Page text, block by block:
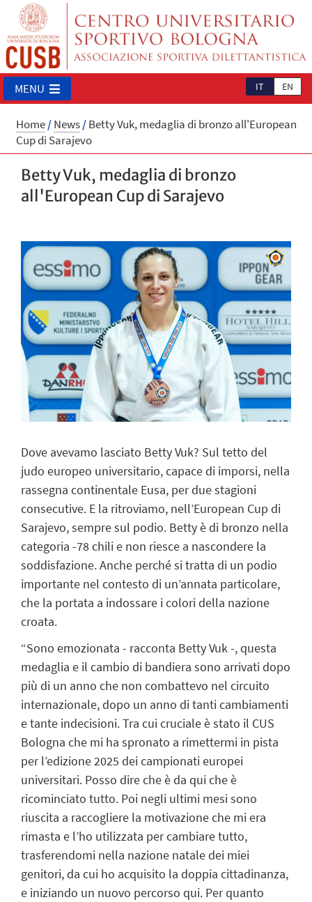
IT EN
MENU
Home/News/Betty Vuk, medaglia di bronzo all'European
Cup di Sarajevo
Betty Vuk, medaglia di bronzo
all'European Cup di Sarajevo
Dove avevamo lasciato Betty Vuk? Sul tetto del
judo europeo universitario, capace di imporsi, nella
rassegna continentale Eusa, per due stagioni
consecutive. E la ritroviamo, nell’European Cup di
Sarajevo, sempre sul podio. Betty è di bronzo nella
categoria -78 chili e non riesce a nascondere la
soddisfazione. Anche perché si tratta di un podio
importante nel contesto di un’annata particolare,
che la portata a indossare i colori della nazione
croata.
“Sono emozionata - racconta Betty Vuk -, questa
medaglia e il cambio di bandiera sono arrivati dopo
più di un anno che non combattevo nel circuito
internazionale, dopo un anno di tanti cambiamenti
e tante indecisioni. Tra cui cruciale è stato il CUS
Bologna che mi ha spronato a rimettermi in pista
per l’edizione 2025 dei campionati europei
universitari. Posso dire che è da qui che è
ricominciato tutto. Poi negli ultimi mesi sono
riuscita a raccogliere la motivazione che mi era
rimasta e l’ho utilizzata per cambiare tutto,
trasferendomi nella nazione natale dei miei
genitori, da cui ho acquisito la doppia cittadinanza,
e iniziando un nuovo percorso qui. Per quanto